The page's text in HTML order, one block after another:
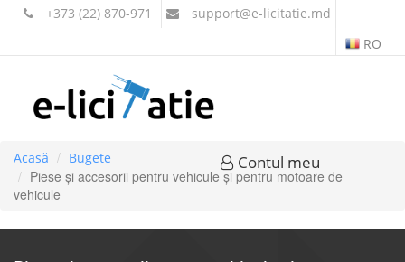
+373 (22) 870-971 support@e-licitatie.md
RO
Contul meu
Acasă Bugete
Piese şi accesorii pentru vehicule şi pentru motoare de
vehicule